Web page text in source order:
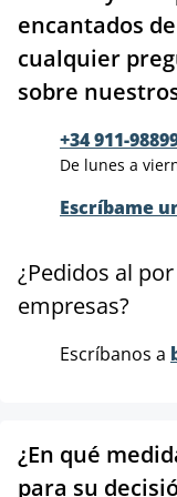
encantados
cualquier
sobre
+34 911-
De lunes a
Escríbame
¿Pedidos al
empresas?
Escríbanos a
¿En qué
para su